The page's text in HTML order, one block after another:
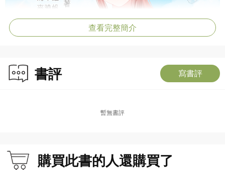
查看完整簡介
書評 寫書評
暫無書評
購買此書的人還購買了